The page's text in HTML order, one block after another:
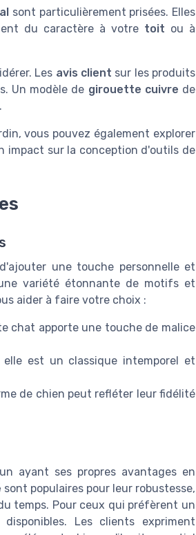
sont particulièrement prisées. Elles
du caractère à votre toit ou à
Les avis client sur les produits
Un modèle de girouette cuivre de
vous pouvez également explorer
impact sur la conception d'outils de
une touche personnelle et
variété étonnante de motifs et
aider à faire votre choix :
chat apporte une touche de malice
est un classique intemporel et
de chien peut refléter leur fidélité
ayant ses propres avantages en
sont populaires pour leur robustesse,
temps. Pour ceux qui préfèrent un
Les clients expriment